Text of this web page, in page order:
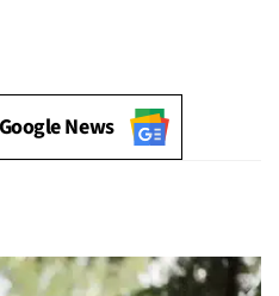
News